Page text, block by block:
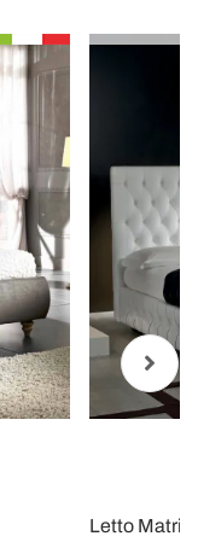
Letto